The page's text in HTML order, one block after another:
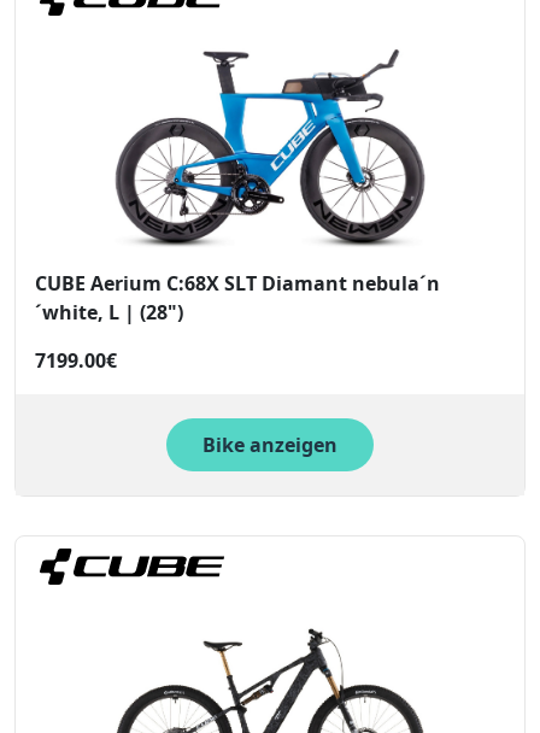
CUBE Aerium C:68X SLT Diamant nebula´n
´white, L | (28")
7199.00€
Bike anzeigen